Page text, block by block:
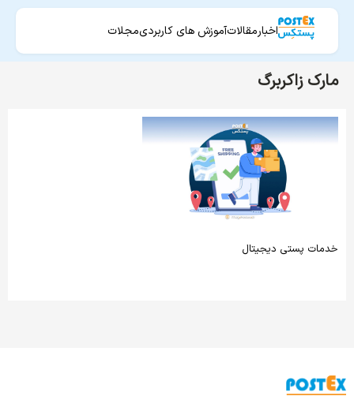
اخبارمقالاتآموزش های کاربردیمجلات
مارک زاکربرگ
خدمات پستی دیجیتال